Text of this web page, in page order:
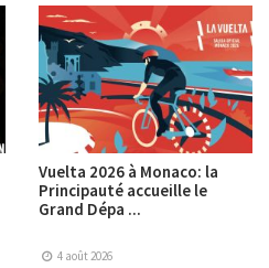
Vuelta 2026 à Monaco: la
Principauté accueille le
Grand Dépa ...
4 août 2026